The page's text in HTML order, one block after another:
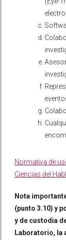
Normativa de
Ciencias del
Nota
(punto 3.10) y
y de custodia
Laboratorio, la